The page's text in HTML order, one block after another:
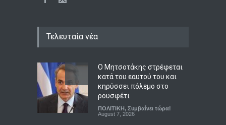
Τελευταία νέα
Ο Μητσοτάκης στρέφεται
κατά του εαυτού του και
κηρύσσει πόλεμο στο
ρουσφέτι
ΠΟΛΙΤΙΚΗ, Συμβαίνει τώρα!
August 7, 2026